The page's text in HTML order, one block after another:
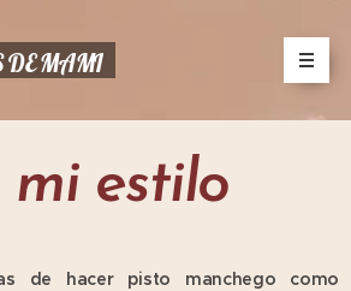
DE MAMI
mi estilo
de hacer pisto manchego como